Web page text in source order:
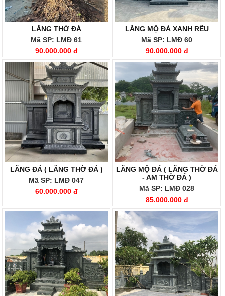
LĂNG THỜ ĐÁ
Mã SP: LMĐ 61
90.000.000 đ
LĂNG MỘ ĐÁ XANH RÊU
Mã SP: LMĐ 60
90.000.000 đ
LĂNG ĐÁ ( LĂNG THỜ ĐÁ )
Mã SP: LMĐ 047
60.000.000 đ
LĂNG MỘ ĐÁ ( LĂNG THỜ ĐÁ
- AM THỜ ĐÁ )
Mã SP: LMĐ 028
85.000.000 đ